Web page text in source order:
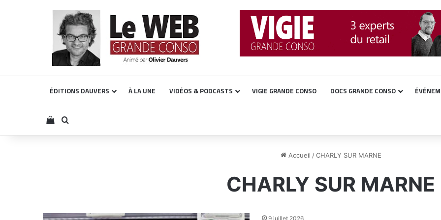
ÉDITIONS DAUVERS À LA UNE VIDÉOS & PODCASTS VIGIE GRANDE CONSO DOCS GRANDE CONSO
Voir votre panier
Rechercher
Accueil / CHARLY SUR MARNE
CHARLY SUR MARNE
9 juillet 2026